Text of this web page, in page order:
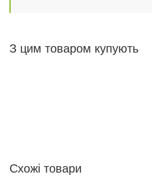
З цим товаром купують
Схожі товари